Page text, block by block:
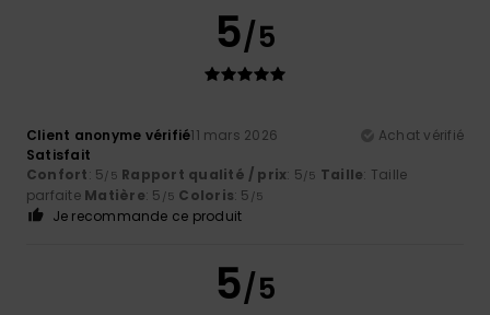
5/5
Client anonyme vérifié11 mars 2026
Achat vérifié
Satisfait
Confort: 5/5 Rapport qualité / prix: 5/5 Taille: Taille
parfaite Matière: 5 /5 Coloris: 5 /5
Je recommande ce produit
5/5